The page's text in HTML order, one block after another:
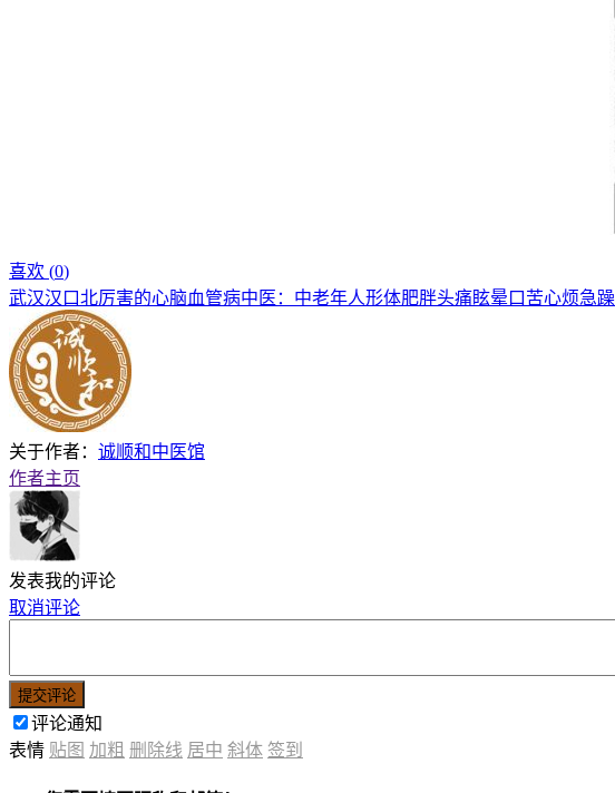
喜欢 (0)
武汉汉口北厉害的心脑血管病中医：中老年人形体肥胖头痛眩晕口苦心烦急躁
关于作者： 诚顺和中医馆
作者主页
发表我的评论
取消评论
提交评论
评论通知
表情 贴图 加粗 删除线 居中 斜体 签到